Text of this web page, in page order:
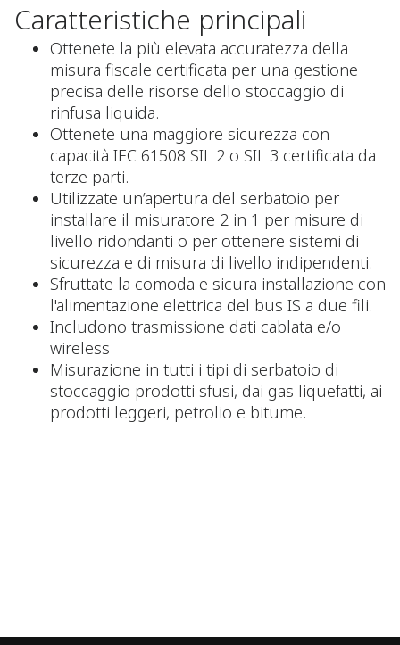
Caratteristiche principali
Ottenete la più elevata accuratezza della
misura fiscale certificata per una gestione
precisa delle risorse dello stoccaggio di
rinfusa liquida.
Ottenete una maggiore sicurezza con
capacità IEC 61508 SIL 2 o SIL 3 certificata da
terze parti.
Utilizzate un’apertura del serbatoio per
installare il misuratore 2 in 1 per misure di
livello ridondanti o per ottenere sistemi di
sicurezza e di misura di livello indipendenti.
Sfruttate la comoda e sicura installazione con
l'alimentazione elettrica del bus IS a due fili.
Includono trasmissione dati cablata e/o
wireless
Misurazione in tutti i tipi di serbatoio di
stoccaggio prodotti sfusi, dai gas liquefatti, ai
prodotti leggeri, petrolio e bitume.